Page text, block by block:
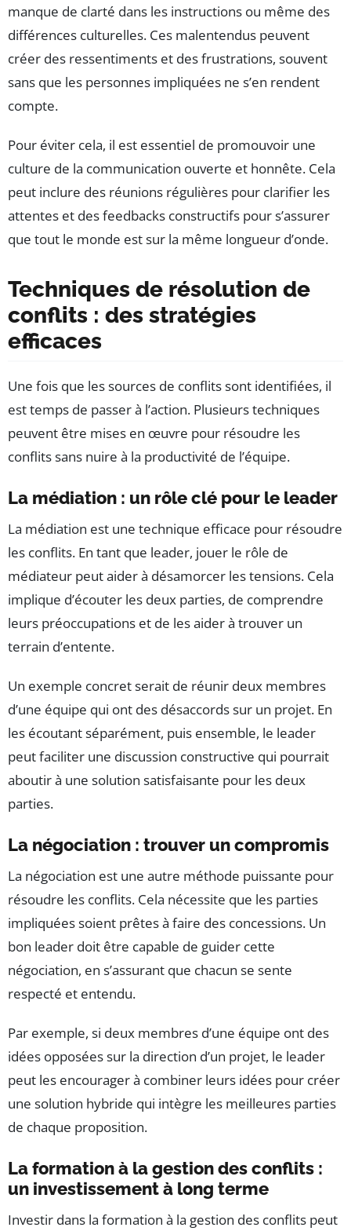
manque de clarté dans les instructions ou même des
différences culturelles. Ces malentendus peuvent
créer des ressentiments et des frustrations, souvent
sans que les personnes impliquées ne s’en rendent
compte.
Pour éviter cela, il est essentiel de promouvoir une
culture de la communication ouverte et honnête. Cela
peut inclure des réunions régulières pour clarifier les
attentes et des feedbacks constructifs pour s’assurer
que tout le monde est sur la même longueur d’onde.
Techniques de résolution de
conflits : des stratégies
efficaces
Une fois que les sources de conflits sont identifiées, il
est temps de passer à l’action. Plusieurs techniques
peuvent être mises en œuvre pour résoudre les
conflits sans nuire à la productivité de l’équipe.
La médiation : un rôle clé pour le leader
La médiation est une technique efficace pour résoudre
les conflits. En tant que leader, jouer le rôle de
médiateur peut aider à désamorcer les tensions. Cela
implique d’écouter les deux parties, de comprendre
leurs préoccupations et de les aider à trouver un
terrain d’entente.
Un exemple concret serait de réunir deux membres
d’une équipe qui ont des désaccords sur un projet. En
les écoutant séparément, puis ensemble, le leader
peut faciliter une discussion constructive qui pourrait
aboutir à une solution satisfaisante pour les deux
parties.
La négociation : trouver un compromis
La négociation est une autre méthode puissante pour
résoudre les conflits. Cela nécessite que les parties
impliquées soient prêtes à faire des concessions. Un
bon leader doit être capable de guider cette
négociation, en s’assurant que chacun se sente
respecté et entendu.
Par exemple, si deux membres d’une équipe ont des
idées opposées sur la direction d’un projet, le leader
peut les encourager à combiner leurs idées pour créer
une solution hybride qui intègre les meilleures parties
de chaque proposition.
La formation à la gestion des conflits :
un investissement à long terme
Investir dans la formation à la gestion des conflits peut